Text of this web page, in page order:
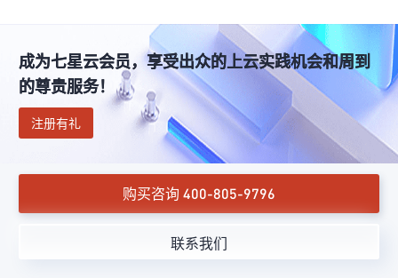
成为七星云会员，享受出众的上云实践机会和周到
的尊贵服务！
注册有礼
购买咨询 400-805-9796
联系我们